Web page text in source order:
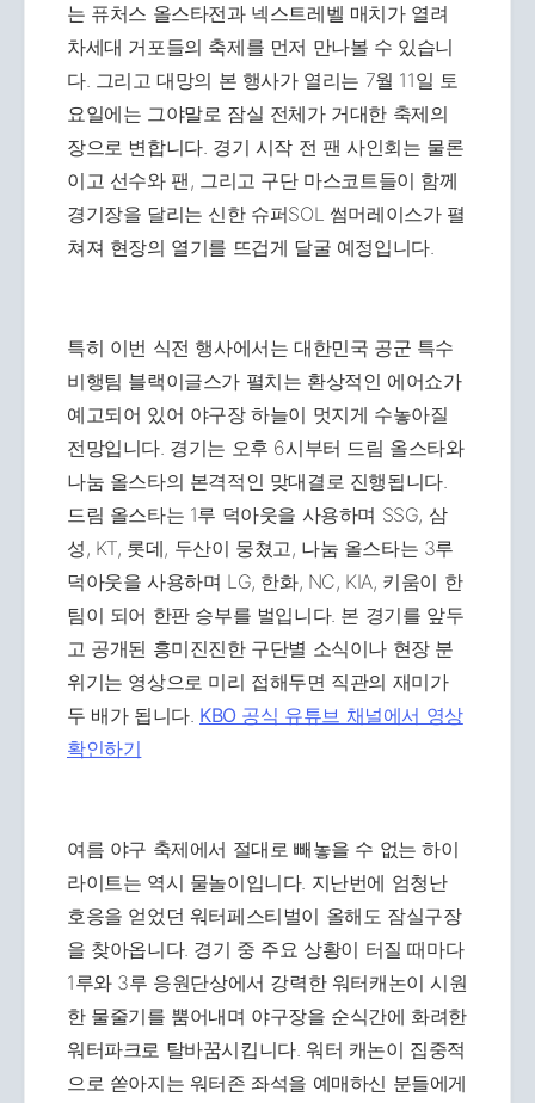
는 퓨처스 올스타전과 넥스트레벨 매치가 열려
차세대 거포들의 축제를 먼저 만나볼 수 있습니
다. 그리고 대망의 본 행사가 열리는 7월 11일 토
요일에는 그야말로 잠실 전체가 거대한 축제의
장으로 변합니다. 경기 시작 전 팬 사인회는 물론
이고 선수와 팬, 그리고 구단 마스코트들이 함께
경기장을 달리는 신한 슈퍼SOL 썸머레이스가 펼
쳐져 현장의 열기를 뜨겁게 달굴 예정입니다.
특히 이번 식전 행사에서는 대한민국 공군 특수
비행팀 블랙이글스가 펼치는 환상적인 에어쇼가
예고되어 있어 야구장 하늘이 멋지게 수놓아질
전망입니다. 경기는 오후 6시부터 드림 올스타와
나눔 올스타의 본격적인 맞대결로 진행됩니다.
드림 올스타는 1루 덕아웃을 사용하며 SSG, 삼
성, KT, 롯데, 두산이 뭉쳤고, 나눔 올스타는 3루
덕아웃을 사용하며 LG, 한화, NC, KIA, 키움이 한
팀이 되어 한판 승부를 벌입니다. 본 경기를 앞두
고 공개된 흥미진진한 구단별 소식이나 현장 분
위기는 영상으로 미리 접해두면 직관의 재미가
두 배가 됩니다. KBO 공식 유튜브 채널에서 영상
확인하기
여름 야구 축제에서 절대로 빼놓을 수 없는 하이
라이트는 역시 물놀이입니다. 지난번에 엄청난
호응을 얻었던 워터페스티벌이 올해도 잠실구장
을 찾아옵니다. 경기 중 주요 상황이 터질 때마다
1루와 3루 응원단상에서 강력한 워터캐논이 시원
한 물줄기를 뿜어내며 야구장을 순식간에 화려한
워터파크로 탈바꿈시킵니다. 워터 캐논이 집중적
으로 쏟아지는 워터존 좌석을 예매하신 분들에게